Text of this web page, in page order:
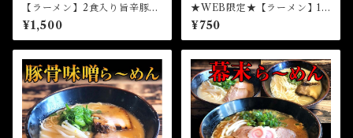
【ラーメン】2食入り旨辛豚骨
ら～めん（冷凍）
¥1,500
★WEB限定★【ラーメン】1
食和歌山ら～めん（冷凍）
¥750